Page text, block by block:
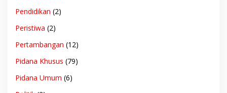
Pendidikan (2)
Peristiwa (2)
Pertambangan (12)
Pidana Khusus (79)
Pidana Umum (6)